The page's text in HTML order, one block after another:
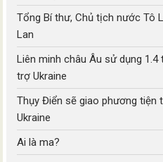
Tổng Bí thư, Chủ tịch nước Tô
Lan
Liên minh châu Âu sử dụng
trợ Ukraine
Thụy Điển sẽ giao phương tiện
Ukraine
Ai là ma?